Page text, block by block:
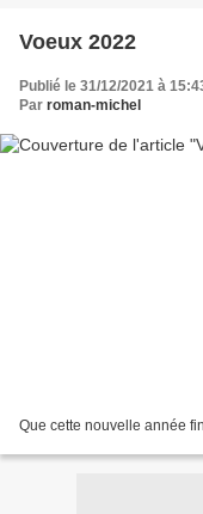
Voeux 2022
Publié le 31/12/2021 à
Par roman-michel
Que cette nouvelle année